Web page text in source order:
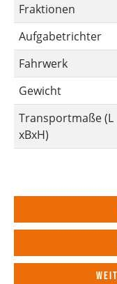
Fraktionen
Aufgabetrichter
Fahrwerk
Gewicht
Transportmaße (L
xBxH)